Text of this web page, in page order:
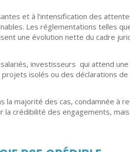
et à l’intensification des
Les réglementations telles
une évolution nette du cadre
investisseurs qui attend
isolés ou des déclarations de
majorité des cas, condamnée à
la crédibilité des engagements,